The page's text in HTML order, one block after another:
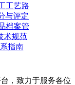
工艺路
与评定
档案管
术规范
指南
，致力于服务各位